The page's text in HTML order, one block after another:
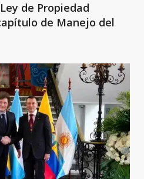
de Propiedad
de Manejo del